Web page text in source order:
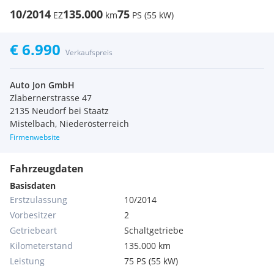
10/2014 EZ135.000 km75 PS (55 kW)
€ 6.990 Verkaufspreis
Auto Jon GmbH
Zlabernerstrasse 47
2135 Neudorf bei Staatz
Mistelbach, Niederösterreich
Firmenwebsite
Fahrzeugdaten
Basisdaten
Erstzulassung
10/2014
Vorbesitzer
2
Getriebeart
Schaltgetriebe
Kilometerstand
135.000 km
Leistung
75 PS (55 kW)